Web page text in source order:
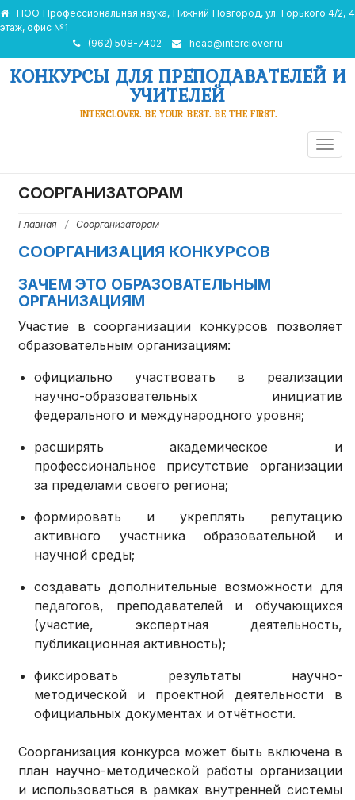
НОО Профессиональная наука, Нижний Новгород, ул. Горького 4/2, 4
этаж, офис №1
(962) 508-7402
head@interclover.ru
КОНКУРСЫ ДЛЯ ПРЕПОДАВАТЕЛЕЙ И
УЧИТЕЛЕЙ
INTERCLOVER. BE YOUR BEST. BE THE FIRST.
СООРГАНИЗАТОРАМ
Главная / Соорганизаторам
СООРГАНИЗАЦИЯ КОНКУРСОВ
ЗАЧЕМ ЭТО ОБРАЗОВАТЕЛЬНЫМ
ОРГАНИЗАЦИЯМ
Участие в соорганизации конкурсов позволяет
образовательным организациям:
официально участвовать в реализации
научно-образовательных инициатив
федерального и международного уровня;
расширять академическое и
профессиональное присутствие организации
за пределами своего региона;
формировать и укреплять репутацию
активного участника образовательной и
научной среды;
создавать дополнительные возможности для
педагогов, преподавателей и обучающихся
(участие, экспертная деятельность,
публикационная активность);
фиксировать результаты научно-
методической и проектной деятельности в
официальных документах и отчётности.
Соорганизация конкурса может быть включена в
план научно-методической работы организации
и использоваться в рамках внутренней системы